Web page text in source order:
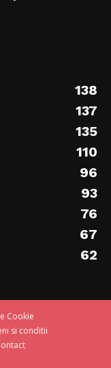
138
137
135
110
96
93
76
67
62
Cookie
si conditii